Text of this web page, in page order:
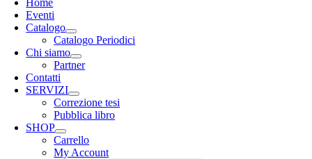
Home
Eventi
Catalogo
Catalogo Periodici
Chi siamo
Partner
Contatti
SERVIZI
Correzione tesi
Pubblica libro
SHOP
Carrello
My Account